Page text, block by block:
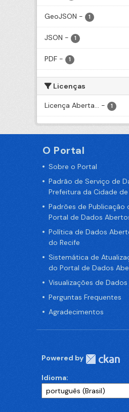
GeoJSON - 1
JSON - 1
PDF - 1
Licenças
Licença Aberta... - 1
O Portal
Sobre o Portal
Padrão de Serviço de
Prefeitura da Cidade de
Padrões de Publicação
Portal de Dados
Política de Dados
do Recife
Sistemática de
do Portal de Dados
Visualizações de Dados
Perguntas Frequentes
Agradecimentos
Powered by
Idioma